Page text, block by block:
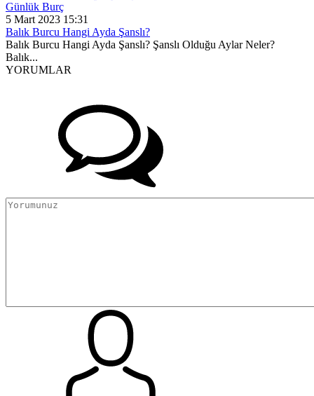
Günlük Burç
5 Mart 2023 15:31
Balık Burcu Hangi Ayda Şanslı?
Balık Burcu Hangi Ayda Şanslı? Şanslı Olduğu Aylar Neler?
Balık...
YORUMLAR